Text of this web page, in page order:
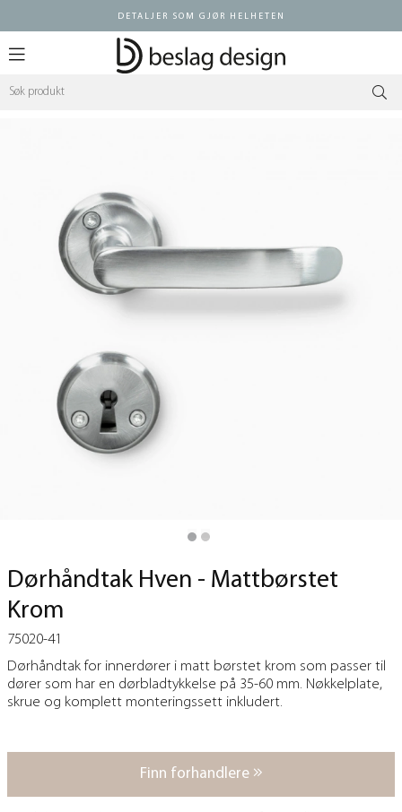
DETALJER SOM GJØR HELHETEN
Dørhåndtak Hven - Mattbørstet
Krom
75020-41
Dørhåndtak for innerdører i matt børstet krom som passer til
dører som har en dørbladtykkelse på 35-60 mm. Nøkkelplate,
skrue og komplett monteringssett inkludert.
Finn forhandlere